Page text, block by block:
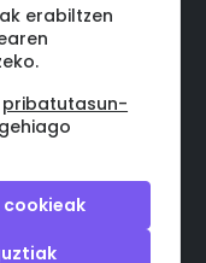
Baldintzak
erabiltzen
pribatutasun-
cookieak